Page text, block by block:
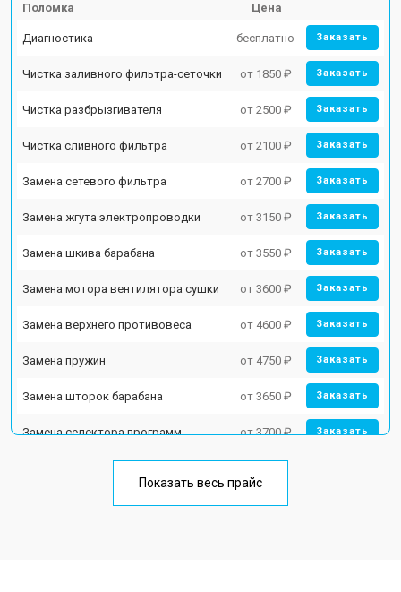
Поломка Цена
Диагностика бесплатно Заказать
Чистка заливного фильтра-сеточки от 1850 ₽ Заказать
Чистка разбрызгивателя от 2500 ₽ Заказать
Чистка сливного фильтра от 2100 ₽ Заказать
Замена сетевого фильтра от 2700 ₽ Заказать
Замена жгута электропроводки от 3150 ₽ Заказать
Замена шкива барабана от 3550 ₽ Заказать
Замена мотора вентилятора сушки от 3600 ₽ Заказать
Замена верхнего противовеса от 4600 ₽ Заказать
Замена пружин от 4750 ₽ Заказать
Замена шторок барабана от 3650 ₽ Заказать
Замена селектора программ от 3700 ₽ Заказать
Замена опоры бака от 2800 ₽
Показать весь прайс